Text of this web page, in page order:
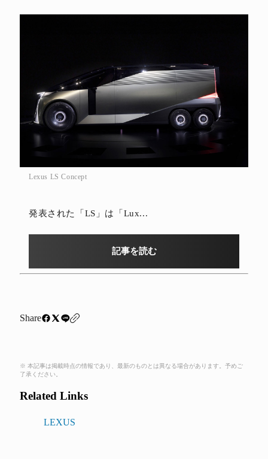
Lexus LS Concept
発表された「LS」は「Lux...
記事を読む
Share
※ 本記事は掲載時点の情報であり、最新のものとは異なる場合があります。予めご
了承ください。
Related Links
LEXUS